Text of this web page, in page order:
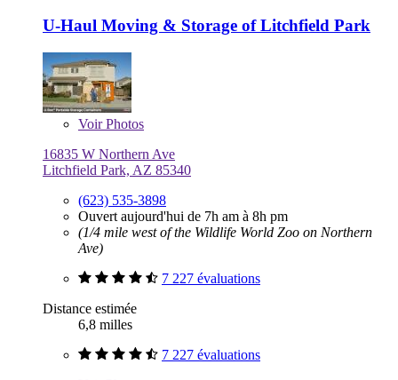
U-Haul Moving & Storage of Litchfield Park
VoirPhotos
16835 W Northern Ave
Litchfield Park, AZ 85340
(623) 535-3898
Ouvert aujourd'hui de 7h am à 8h pm
(1/4 mile west of the Wildlife World Zoo on Northern
Ave)
7 227 évaluations
Distance estimée
6,8 milles
7 227 évaluations